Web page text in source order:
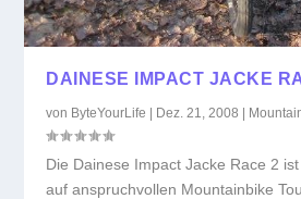
DAINESE IMPACT JACKE
von ByteYourLife | Dez. 21, 2008 |
Die Dainese Impact Jacke Race 2
auf anspruchvollen Mountainbike